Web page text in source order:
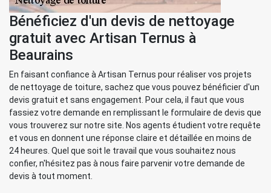
Bénéficiez d'un devis de nettoyage
gratuit avec Artisan Ternus à
Beaurains
En faisant confiance à Artisan Ternus pour réaliser vos projets
de nettoyage de toiture, sachez que vous pouvez bénéficier d'un
devis gratuit et sans engagement. Pour cela, il faut que vous
fassiez votre demande en remplissant le formulaire de devis que
vous trouverez sur notre site. Nos agents étudient votre requête
et vous en donnent une réponse claire et détaillée en moins de
24 heures. Quel que soit le travail que vous souhaitez nous
confier, n'hésitez pas à nous faire parvenir votre demande de
devis à tout moment.